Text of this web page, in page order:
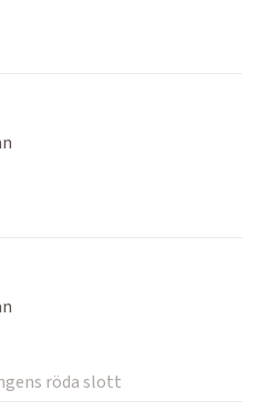
röda slott